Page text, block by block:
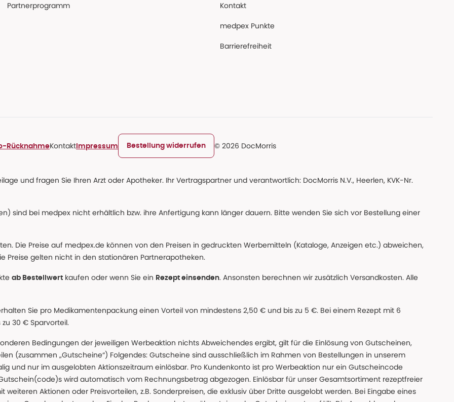
Partnerprogramm
Kontakt
medpex Punkte
Barrierefreiheit
RücknahmeKontakt Impressum Bestellung widerrufen © 2026 DocMorris
und fragen Sie Ihren Arzt oder Apotheker. Ihr Vertragspartner und verantwortlich: DocMorris N.V., Heerlen, KVK-Nr.
sind bei medpex nicht erhältlich bzw. ihre Anfertigung kann länger dauern. Bitte wenden Sie sich vor Bestellung einer
Die Preise auf medpex.de können von den Preisen in gedruckten Werbemitteln (Kataloge, Anzeigen etc.) abweichen,
Preise gelten nicht in den stationären Partnerapotheken.
ab Bestellwert kaufen oder wenn Sie ein Rezept einsenden. Ansonsten berechnen wir zusätzlich Versandkosten. Alle
Sie pro Medikamentenpackung einen Vorteil von mindestens 2,50 € und bis zu 5 €. Bei einem Rezept mit 6
30 € Sparvorteil.
Bedingungen der jeweiligen Werbeaktion nichts Abweichendes ergibt, gilt für die Einlösung von Gutscheinen,
(zusammen „Gutscheine“) Folgendes: Gutscheine sind ausschließlich im Rahmen von Bestellungen in unserem
und nur im ausgelobten Aktionszeitraum einlösbar. Pro Kundenkonto ist pro Werbeaktion nur ein Gutscheincode
wird automatisch vom Rechnungsbetrag abgezogen. Einlösbar für unser Gesamtsortiment rezeptfreier
Aktionen oder Preisvorteilen, z.B. Sonderpreisen, die exklusiv über Dritte ausgelobt werden. Bei Eingabe eines